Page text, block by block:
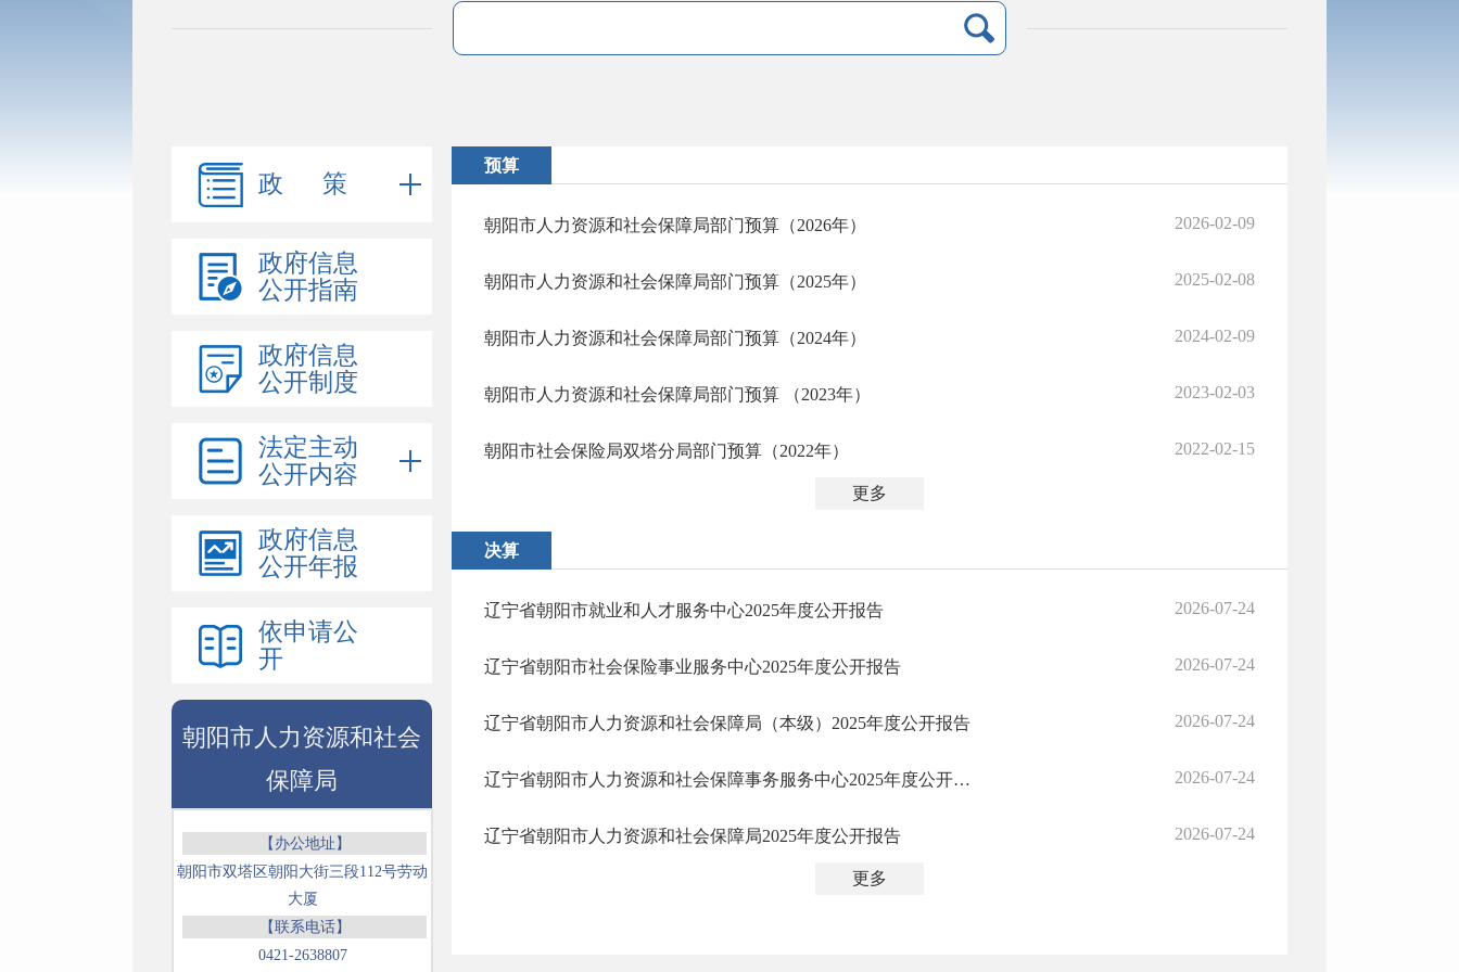
政 策
政府信息
公开指南
政府信息
公开制度
法定主动
公开内容
政府信息
公开年报
依申请公
开
朝阳市人力资源和社会
保障局
【办公地址】
朝阳市双塔区朝阳大街三段112号劳动
大厦
【联系电话】
0421-2638807
预算
朝阳市人力资源和社会保障局部门预算（2026年） 2026-02-09
朝阳市人力资源和社会保障局部门预算（2025年） 2025-02-08
朝阳市人力资源和社会保障局部门预算（2024年） 2024-02-09
朝阳市人力资源和社会保障局部门预算 （2023年） 2023-02-03
朝阳市社会保险局双塔分局部门预算（2022年） 2022-02-15
更多
决算
辽宁省朝阳市就业和人才服务中心2025年度公开报告 ​ 2026-07-24
辽宁省朝阳市社会保险事业服务中心2025年度公开报告​ 2026-07-24
辽宁省朝阳市人力资源和社会保障局（本级）2025年度公开报告 2026-07-24
辽宁省朝阳市人力资源和社会保障事务服务中心2025年度公开报告 2026-07-24
辽宁省朝阳市人力资源和社会保障局2025年度公开报告 ​ 2026-07-24
更多